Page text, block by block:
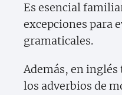
Es esencial
excepciones para
gramaticales.
Además, en
los adverbios de